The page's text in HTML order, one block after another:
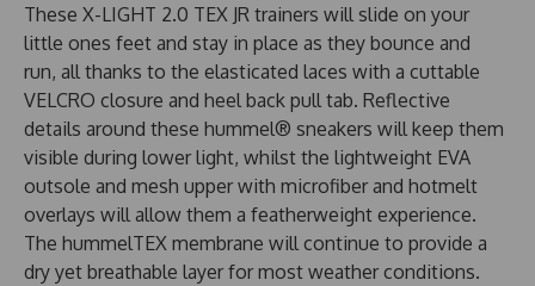
These X-LIGHT 2.0 TEX JR trainers will slide on your
little ones feet and stay in place as they bounce and
run, all thanks to the elasticated laces with a cuttable
VELCRO closure and heel back pull tab. Reflective
details around these hummel® sneakers will keep them
visible during lower light, whilst the lightweight EVA
outsole and mesh upper with microfiber and hotmelt
overlays will allow them a featherweight experience.
The hummelTEX membrane will continue to provide a
dry yet breathable layer for most weather conditions.